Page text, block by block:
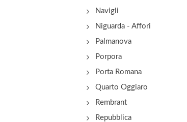
Navigli
Niguarda - Affori
Palmanova
Porpora
Porta Romana
Quarto Oggiaro
Rembrant
Repubblica